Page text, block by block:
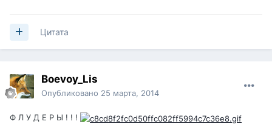
Цитата
Boevoy_Lis
Опубликовано 25 марта, 2014
Ф Л У Д Е Р Ы ! ! !